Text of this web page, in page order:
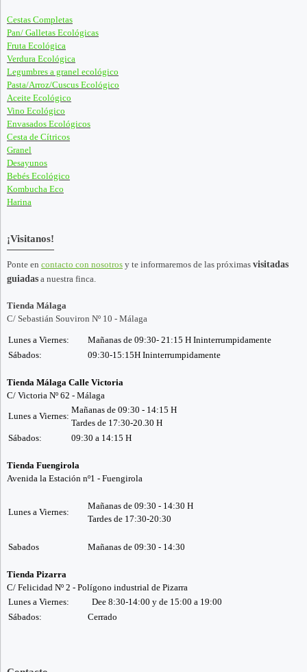
Cestas Completas
Pan/ Galletas Ecológicas
Fruta Ecológica
Verdura Ecológica
Legumbres a granel ecológico
Pasta/Arroz/Cuscus Ecológico
Aceite Ecológico
Vino Ecológico
Envasados Ecológicos
Cesta de Cítricos
Granel
Desayunos
Bebés Ecológico
Kombucha Eco
Harina
¡Visitanos!
Ponte en contacto con nosotros y te informaremos de las próximas visitadas
guiadas a nuestra finca.
Tienda Málaga
C/ Sebastián Souviron Nº 10 - Málaga
Lunes a Viernes:
Mañanas de 09:30- 21:15 H Ininterrumpidamente
Sábados:
09:30-15:15H Ininterrumpidamente
Tienda Málaga Calle Victoria
C/ Victoria Nº 62 - Málaga
Lunes a Viernes:
Mañanas de 09:30 - 14:15 H
Tardes de 17:30-20.30 H
Sábados:
09:30 a 14:15 H
Tienda Fuengirola
Avenida la Estación nº1 - Fuengirola
Lunes a Viernes:
Mañanas de 09:30 - 14:30 H
Tardes de 17:30-20:30
Sabados Mañanas de 09:30 - 14:30
Tienda Pizarra
C/ Felicidad Nº 2 - Polígono industrial de Pizarra
Lunes a Viernes:
Dee 8:30-14:00 y de 15:00 a 19:00
Sábados:
Cerrado